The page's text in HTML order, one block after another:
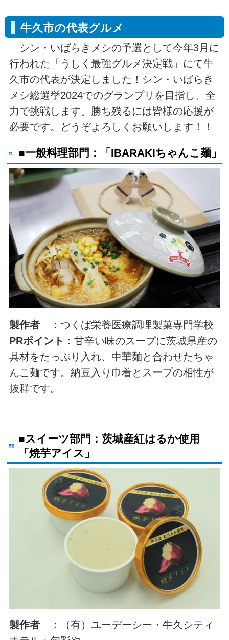
牛久市の代表グルメ
シン・いばらきメシの予選として今年3月に
行われた「うしく最強グルメ決定戦」にて牛
久市の代表が決定しました！シン・いばらき
メシ総選挙2024でのグランプリを目指し、全
力で挑戦します。勝ち残るには皆様の応援が
必要です。どうぞよろしくお願いします！！
■一般料理部門：「IBARAKIちゃんこ麺」
製作者 ： つくば栄養医療調理製菓専門学校
PRポイント： 甘辛い味のスープに茨城県産の
具材をたっぷり入れ、中華麺と合わせたちゃ
んこ麺です。納豆入り巾着とスープの相性が
抜群です。
■スイーツ部門：茨城産紅はるか使用
「焼芋アイス」
製作者 ：
（有）ユーデーシー・牛久シティ